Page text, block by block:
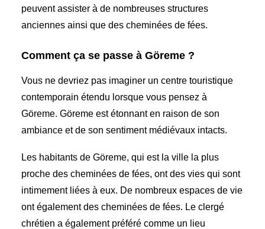
peuvent assister à de nombreuses structures
anciennes ainsi que des cheminées de fées.
Comment ça se passe à Göreme ?
Vous ne devriez pas imaginer un centre touristique
contemporain étendu lorsque vous pensez à
Göreme. Göreme est étonnant en raison de son
ambiance et de son sentiment médiévaux intacts.
Les habitants de Göreme, qui est la ville la plus
proche des cheminées de fées, ont des vies qui sont
intimement liées à eux. De nombreux espaces de vie
ont également des cheminées de fées. Le clergé
chrétien a également préféré comme un lieu